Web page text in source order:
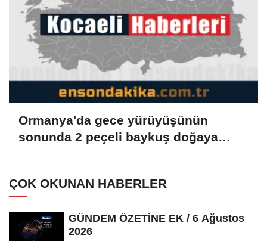
Ormanya'da gece yürüyüşünün
sonunda 2 peçeli baykuş doğaya
ÇOK OKUNAN HABERLER
GÜNDEM ÖZETİNE EK / 6 Ağustos
2026